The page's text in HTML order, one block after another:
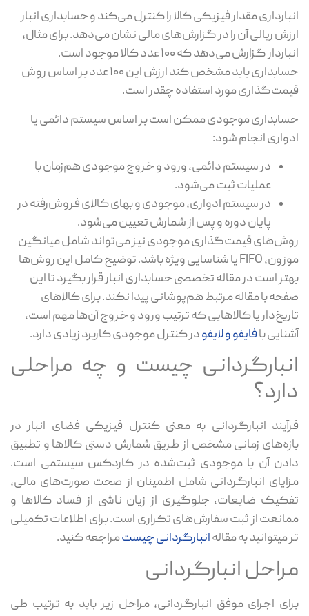
مقدار فیزیکی کالا را کنترل می‌کند و حسابداری انبار
ریالی آن را در گزارش‌های مالی نشان می‌دهد. برای مثال،
انباردار گزارش می‌دهد که ۱۰۰ عدد کالا موجود است.
حسابداری باید مشخص کند ارزش این ۱۰۰ عدد بر اساس روش
مورد استفاده چقدر است.
موجودی ممکن است بر اساس سیستم دائمی یا
انجام شود:
در سیستم دائمی، ورود و خروج موجودی هم‌زمان با
عملیات ثبت می‌شود.
در سیستم ادواری، موجودی و بهای کالای فروش‌رفته در
پایان دوره و پس از شمارش تعیین می‌شود.
قیمت‌گذاری موجودی نیز می‌تواند شامل میانگین
موزون، FIFO یا شناسایی ویژه باشد. توضیح کامل این روش‌ها
است در مقاله تخصصی حسابداری انبار قرار بگیرد تا این
با مقاله مرتبط هم‌پوشانی پیدا نکند. برای کالاهای
یا کالاهایی که ترتیب ورود و خروج آن‌ها مهم است،
بافایفو و لایفودر کنترل موجودی کاربرد زیادی دارد.
چیست و چه مراحلی
انبارگردانی به معنی کنترل فیزیکی فضای انبار در
زمانی مشخص از طریق شمارش دستی کالاها و تطبیق
آن با موجودی ثبت‌شده در کاردکس سیستمی است.
انبارگردانی شامل اطمینان از صحت صورت‌های مالی،
ضایعات، جلوگیری از زیان ناشی از فساد کالاها و
از ثبت سفارش‌های تکراری است. برای اطلاعات تکمیلی
میتوانید به مقالهانبارگردانی چیستمراجعه کنید.
انبارگردانی
اجرای موفق انبارگردانی، مراحل زیر باید به ترتیب طی